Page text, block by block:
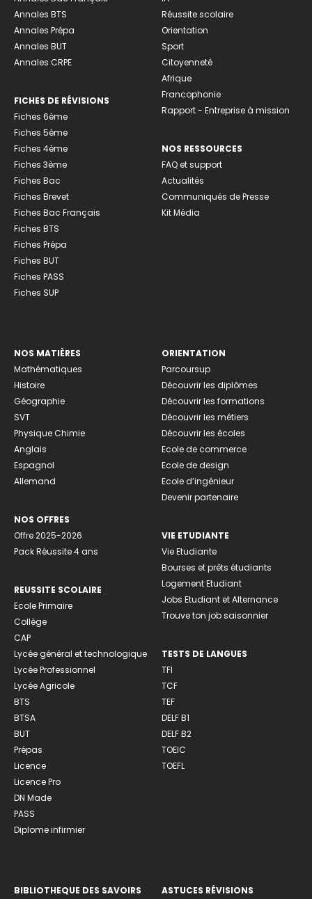
Annales BTS
Annales Prépa
Annales BUT
Annales CRPE
FICHES DE RÉVISIONS
Fiches 6ème
Fiches 5ème
Fiches 4ème
Fiches 3ème
Fiches Bac
Fiches Brevet
Fiches Bac Français
Fiches BTS
Fiches Prépa
Fiches BUT
Fiches PASS
Fiches SUP
Réussite scolaire
Orientation
Sport
Citoyenneté
Afrique
Francophonie
Rapport - Entreprise à mission
NOS RESSOURCES
FAQ et support
Actualités
Communiqués de Presse
Kit Média
NOS MATIÈRES
Mathématiques
Histoire
Géographie
SVT
Physique Chimie
Anglais
Espagnol
Allemand
NOS OFFRES
Offre 2025-2026
Pack Réussite 4 ans
REUSSITE SCOLAIRE
Ecole Primaire
Collège
CAP
Lycée général et technologique
Lycée Professionnel
Lycée Agricole
BTS
BTSA
BUT
Prépas
Licence
Licence Pro
DN Made
PASS
Diplome infirmier
ORIENTATION
Parcoursup
Découvrir les diplômes
Découvrir les formations
Découvrir les métiers
Découvrir les écoles
Ecole de commerce
Ecole de design
Ecole d’ingénieur
Devenir partenaire
VIE ETUDIANTE
Vie Etudiante
Bourses et prêts étudiants
Logement Etudiant
Jobs Etudiant et Alternance
Trouve ton job saisonnier
TESTS DE LANGUES
TFI
TCF
TEF
DELF B1
DELF B2
TOEIC
TOEFL
BIBLIOTHEQUE DES SAVOIRS
ASTUCES RÉVISIONS